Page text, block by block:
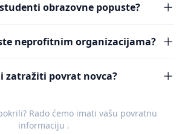
obrazovne popuste?
neprofitnim organizacijama?
zatražiti povrat novca?
Rado ćemo imati vašu povratnu
informaciju .